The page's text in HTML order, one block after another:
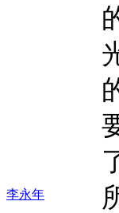
李永年